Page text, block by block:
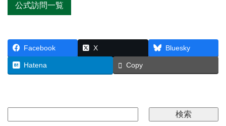
公式訪問一覧
Facebook X Bluesky
Hatena Copy